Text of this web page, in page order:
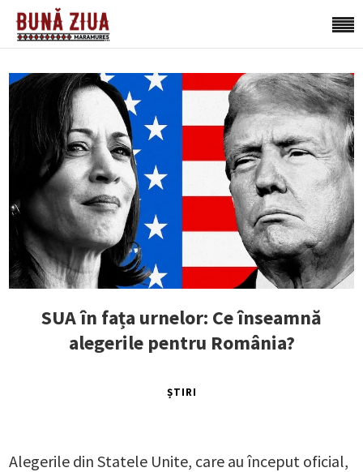
SUA în fața urnelor: Ce înseamnă
alegerile pentru România?
ȘTIRI
Alegerile din Statele Unite, care au început oficial,